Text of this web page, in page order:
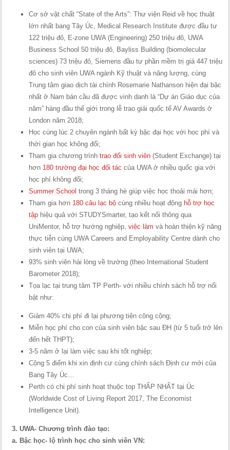
Cơ sở vật chất “State of the Arts”: Thư viện Reid về học thuật
lớn nhất bang Tây Úc, Medical Research Institute được đầu tư
122 triệu đô, E-zone UWA (Engineering) 250 triệu đô, UWA
Business School 50 triệu đô, Bayliss Building (biomolecular
sciences) 73 triệu đô, Siemens đầu tư phần mềm trị giá 447 triệu
đô cho sinh viên UWA ngành Kỹ thuật và năng lượng, cùng
Trung tâm giao dịch tài chính Rosemarie Nathanson hiện đại bậc
nhất ở Nam bán cầu đã được vinh danh là “Dự án Giáo dục của
năm” hàng đầu thế giới trong lễ trao giải quốc tế AV Awards ở
London năm 2018;
Học cùng lúc 2 chuyên ngành bất kỳ bậc đại học với học phí và
thời gian học không đổi;
Tham gia chương trìnhtrao đổi sinh viên (Student Exchange) tại
hơn 180 trường đại học đối tác của UWA ở nhiều quốc gia với
học phí không đổi;
Summer School trong 3 tháng hè giúp việc học thoải mái hơn;
Tham gia hơn 180 câu lạc bộ cùng nhiều hoạt động hỗ trợ học
tập hiệu quả với STUDYSmarter, tạo kết nối thông qua
UniMentor, hỗ trợ hướng nghiệp,việc làm và hoàn thiện kỹ năng
thực tiễn cùng UWA Careers and Employability Centre dành cho
sinh viên tại UWA;
93% sinh viên hài lòng về trường (theo International Student
Barometer 2018);
Tọa lạc tại trung tâm TP Perth- với nhiều chính sách hỗ trợ nổi
bật như:
Giảm 40% chi phí đi lại phương tiện công cộng;
Miễn học phí cho con của sinh viên bậc sau ĐH (từ 5 tuổi trở lên
đến hết THPT);
3-5 năm ở lại làm việc sau khi tốt nghiệp;
Cộng 5 điểm khi xin định cư cùng chính sách Định cư mới của
Bang Tây Úc…
Perth có chi phí sinh hoạt thuộc top THẤP NHẤT tại Úc
(Worldwide Cost of Living Report 2017, The Economist
Intelligence Unit).
3. UWA- Chương trình đào tạo:
a. Bậc học- lộ trình học cho sinh viên VN: